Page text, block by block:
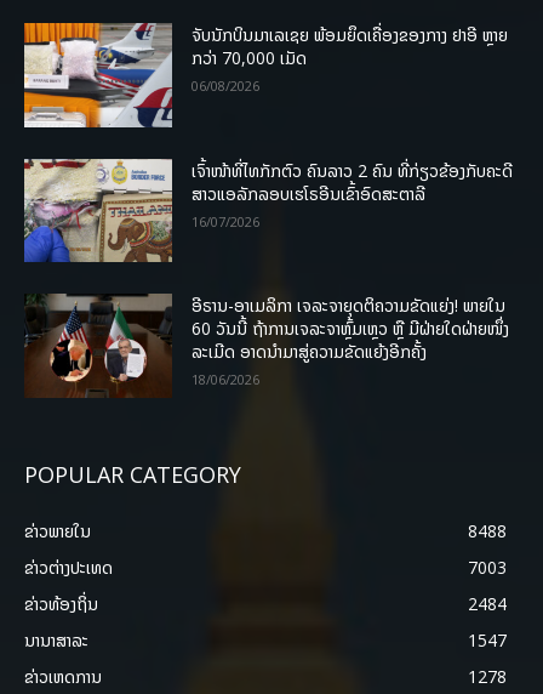
ຈັບນັກບິນມາເລເຊຍ ພ້ອມຍຶດເຄື່ອງຂອງກາງ ຢາອີ ຫຼາຍ
ກວ່າ 70,000 ເມັດ
06/08/2026
ເຈົ້າໜ້າທີ່ໄທກັກຕົວ ຄົນລາວ 2 ຄົນ ທີ່ກ່ຽວຂ້ອງກັບຄະດີ
ສາວແອລັກລອບເຮໂຣອີນເຂົ້າອົດສະຕາລີ
16/07/2026
ອີຣານ-ອາເມລິກາ ເຈລະຈາຍຸດຕິຄວາມຂັດແຍ່ງ! ພາຍໃນ
60 ວັນນີ້ ຖ້າການເຈລະຈາຫຼົ້ມເຫຼວ ຫຼື ມີຝ່າຍໃດຝ່າຍໜຶ່ງ
ລະເມີດ ອາດນໍາມາສູ່ຄວາມຂັດແຍ້ງອີກຄັ້ງ
18/06/2026
POPULAR CATEGORY
ຂ່າວພາຍ​ໃນ
8488
ຂ່າວຕ່າງປະເທດ
7003
ຂ່າວທ້ອງຖິ່ນ
2484
ນານາສາລະ
1547
ຂ່າວເຫດການ
1278